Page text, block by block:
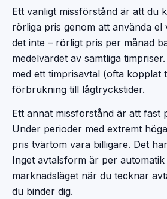
Ett vanligt missförstånd är att du
rörliga pris genom att använda el
det inte – rörligt pris per månad
medelvärdet av samtliga
med ett timprisavtal (ofta kopplat
förbrukning till lågtryckstider.
Ett annat missförstånd är att fast
Under perioder med extremt
pris tvärtom vara billigare. Det
Inget avtalsform är per
marknadsläget när du tecknar
du binder dig.